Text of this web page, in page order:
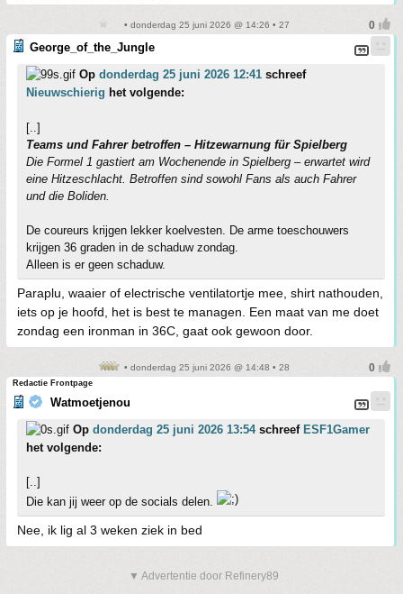
• donderdag 25 juni 2026 @ 14:26 • 27
George_of_the_Jungle
Op donderdag 25 juni 2026 12:41 schreef
Nieuwschierig het volgende:
[..]
Teams und Fahrer betroffen – Hitzewarnung für Spielberg
Die Formel 1 gastiert am Wochenende in Spielberg – erwartet wird
eine Hitzeschlacht. Betroffen sind sowohl Fans als auch Fahrer
und die Boliden.
De coureurs krijgen lekker koelvesten. De arme toeschouwers
krijgen 36 graden in de schaduw zondag.
Alleen is er geen schaduw.
Paraplu, waaier of electrische ventilatortje mee, shirt nathouden,
iets op je hoofd, het is best te managen. Een maat van me doet
zondag een ironman in 36C, gaat ook gewoon door.
• donderdag 25 juni 2026 @ 14:48 • 28
Redactie Frontpage
Watmoetjenou
Op donderdag 25 juni 2026 13:54schreef ESF1Gamer
het volgende:
[..]
Die kan jij weer op de socials delen.
Nee, ik lig al 3 weken ziek in bed
▼ Advertentie door Refinery89